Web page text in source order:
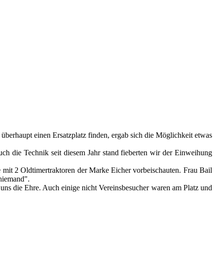
einen Ersatzplatz finden, ergab sich die Möglichkeit etwas
die Technik seit diesem Jahr stand fieberten wir der Einweihung
2 Oldtimertraktoren der Marke Eicher vorbeischauten. Frau Bail
die Ehre. Auch einige nicht Vereinsbesucher waren am Platz und